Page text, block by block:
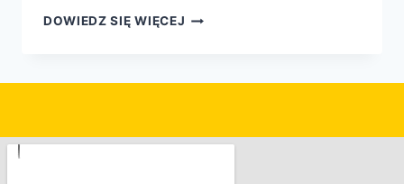
DOWIEDZ SIĘ WIĘCEJ